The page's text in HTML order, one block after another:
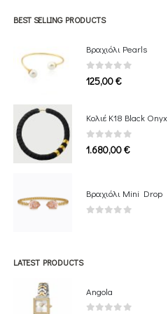
BEST SELLING PRODUCTS
Βραχιόλι Pearls
0out of 5
125,00€
Κολιέ Κ18 Black Onyx
0 out of 5
1.680,00€
Βραχιόλι Mini Drop
LATEST PRODUCTS
Angola